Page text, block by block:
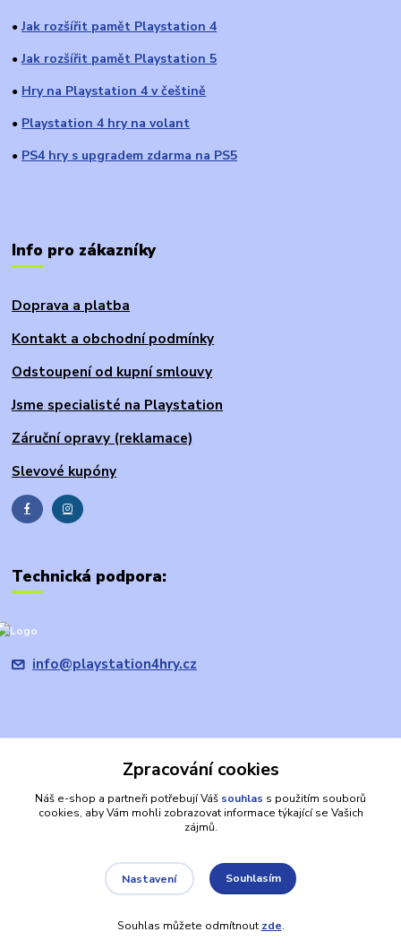
● Jak rozšířit pamět Playstation 4
● Jak rozšířit pamět Playstation 5
● Hry na Playstation 4 v češtině
● Playstation 4 hry na volant
● PS4 hry s upgradem zdarma na PS5
Info pro zákazníky
Doprava a platba
Kontakt a obchodní podmínky
Odstoupení od kupní smlouvy
Jsme specialisté na Playstation
Záruční opravy (reklamace)
Slevové kupóny
Technická podpora:
info@playstation4hry.cz
Upravit sběr cookies.
Prohlášení: provozovatel domény/prodávající je společnost
PRODEJHER.CZ s.r.o., která není oficiálním zástupcem, ani výhradním
apod. jsou registrované ochranné známky společnosti SONY a jsou zde
používány výlučně za účelem identifikace výrobků. Jiná jména
majetku konkrétních vlastníků.
Zpracování cookies
Náš e-shop a partneři potřebují Váš souhlas s použitím souborů
cookies, aby Vám mohli zobrazovat informace týkající se Vašich
zájmů.
Nastavení Souhlasím
Souhlas můžete odmítnout zde.